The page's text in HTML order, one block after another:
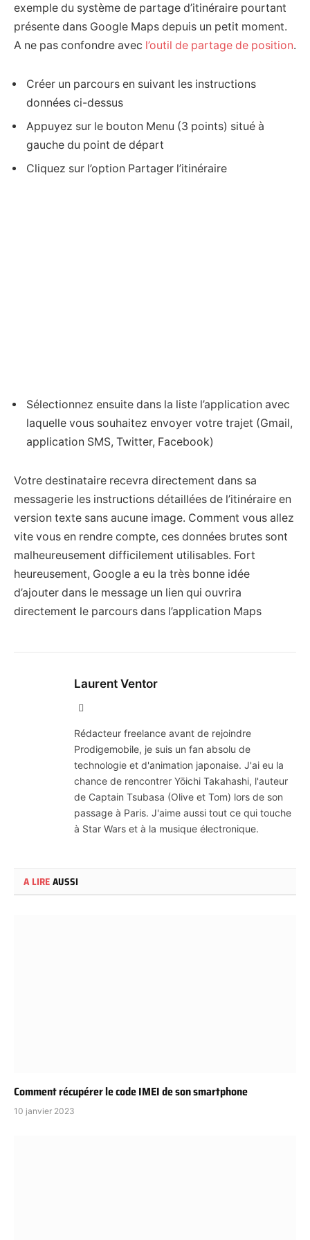
exemple du système de partage d’itinéraire pourtant
présente dans Google Maps depuis un petit moment.
A ne pas confondre avec l’outil de partage de position.
Créer un parcours en suivant les instructions
données ci-dessus
Appuyez sur le bouton Menu (3 points) situé à
gauche du point de départ
Cliquez sur l’option Partager l’itinéraire
Sélectionnez ensuite dans la liste l’application avec
laquelle vous souhaitez envoyer votre trajet (Gmail,
application SMS, Twitter, Facebook)
Votre destinataire recevra directement dans sa
messagerie les instructions détaillées de l’itinéraire en
version texte sans aucune image. Comment vous allez
vite vous en rendre compte, ces données brutes sont
malheureusement difficilement utilisables. Fort
heureusement, Google a eu la très bonne idée
d’ajouter dans le message un lien qui ouvrira
directement le parcours dans l’application Maps
Laurent Ventor
Rédacteur freelance avant de rejoindre
Prodigemobile, je suis un fan absolu de
technologie et d'animation japonaise. J'ai eu la
chance de rencontrer Yōichi Takahashi, l'auteur
de Captain Tsubasa (Olive et Tom) lors de son
passage à Paris. J'aime aussi tout ce qui touche
à Star Wars et à la musique électronique.
A LIREAUSSI
Comment récupérer le code IMEI de son smartphone
10 janvier 2023